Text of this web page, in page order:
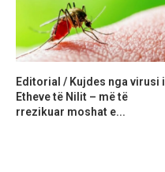
Editorial / Kujdes nga virusi i
Etheve të Nilit – më të
rrezikuar moshat e...